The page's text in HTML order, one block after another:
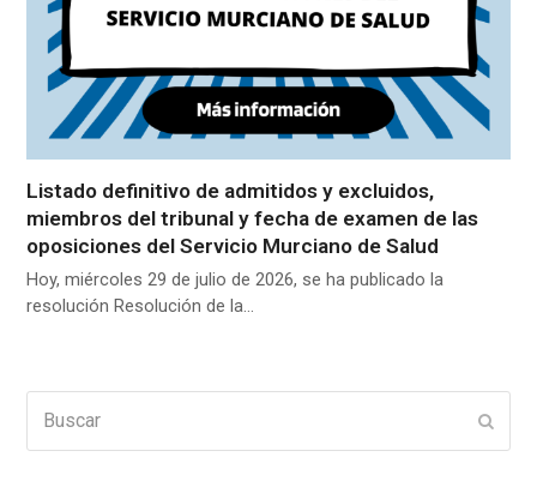
Listado definitivo de admitidos y excluidos,
miembros del tribunal y fecha de examen de las
oposiciones del Servicio Murciano de Salud
Hoy, miércoles 29 de julio de 2026, se ha publicado la
resolución Resolución de la…